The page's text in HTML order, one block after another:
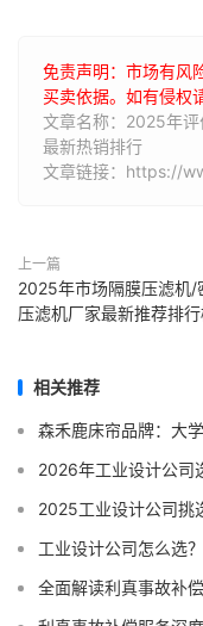
免责声明：市场有风
买卖依据。如有侵权
文章名称：2025年
最新热销排行
文章链接：https://
上一篇
2025年市场隔膜压滤机/
压滤机厂家最新推荐排
相关推荐
森禾鹿床帘品牌：大
2026年工业设计公司
2025工业设计公司挑
工业设计公司怎么选
全面解读利真事故补